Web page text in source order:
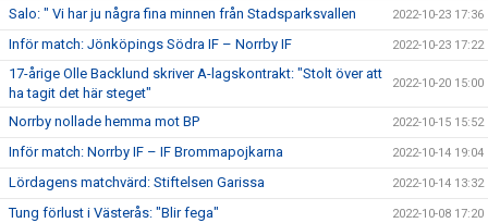
Salo: " Vi har ju några fina minnen från Stadsparksvallen 2022-10-23 17:36
Inför match: Jönköpings Södra IF – Norrby IF 2022-10-23 17:22
17-årige Olle Backlund skriver A-lagskontrakt: "Stolt över att
ha tagit det här steget"
2022-10-20 15:00
Norrby nollade hemma mot BP 2022-10-15 15:52
Inför match: Norrby IF – IF Brommapojkarna 2022-10-14 19:04
Lördagens matchvärd: Stiftelsen Garissa 2022-10-14 13:32
Tung förlust i Västerås: "Blir fega" 2022-10-08 17:20